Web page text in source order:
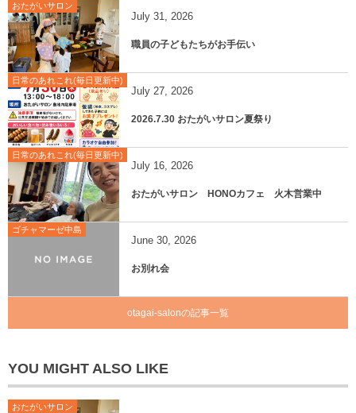
おたがいサロン
July 31, 2026
職員の子どもたちがお手伝い
日常のあれこれ(毎日更新中)
July 27, 2026
2026.7.30 おたがいサロン夏祭り
日常のあれこれ(毎日更新中)
July 16, 2026
おたがいサロン HONOカフェ 火木営業中
ゴチャマーゼ中島
June 30, 2026
お別れ会
otagai-salonの記事一覧
YOU MIGHT ALSO LIKE
おたがいサロン